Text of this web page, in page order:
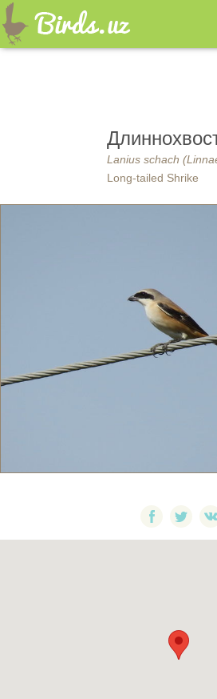
Lanius schach
Long-tailed Shrike